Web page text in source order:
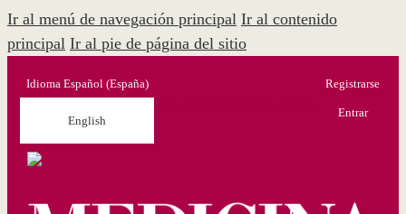
Ir al menú de navegación principal Ir al contenido
principal Ir al pie de página del sitio
Idioma Español (España)
English
Registrarse
Entrar